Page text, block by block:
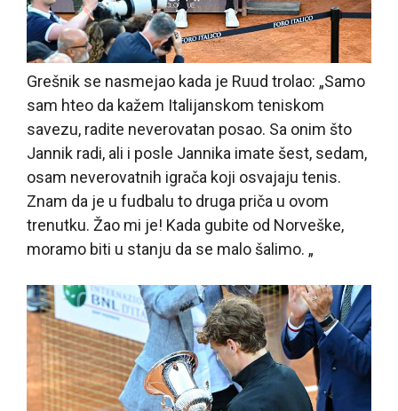
Grešnik se nasmejao kada je Ruud trolao: „Samo
sam hteo da kažem Italijanskom teniskom
savezu, radite neverovatan posao. Sa onim što
Jannik radi, ali i posle Jannika imate šest, sedam,
osam neverovatnih igrača koji osvajaju tenis.
Znam da je u fudbalu to druga priča u ovom
trenutku. Žao mi je! Kada gubite od Norveške,
moramo biti u stanju da se malo šalimo. „